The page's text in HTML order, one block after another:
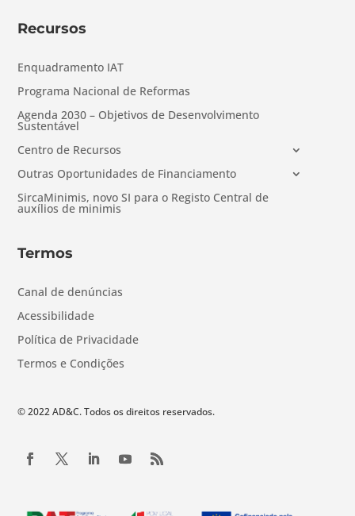
Recursos
Enquadramento IAT
Programa Nacional de Reformas
Agenda 2030 – Objetivos de Desenvolvimento
Sustentável
Centro de Recursos
Outras Oportunidades de Financiamento
SircaMinimis, novo SI para o Registo Central de
auxílios de minimis
Termos
Canal de denúncias
Acessibilidade
Política de Privacidade
Termos e Condições
© 2022 AD&C. Todos os direitos reservados.